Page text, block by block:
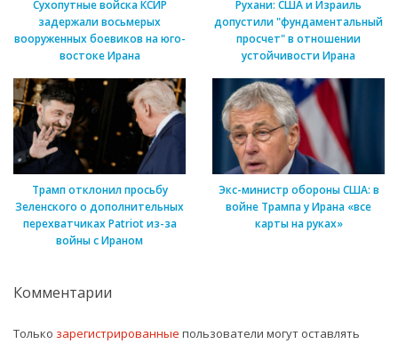
Сухопутные войска КСИР
задержали восьмерых
вооруженных боевиков на юго-
востоке Ирана
Рухани: США и Израиль
допустили "фундаментальный
просчет" в отношении
устойчивости Ирана
Трамп отклонил просьбу
Зеленского о дополнительных
перехватчиках Patriot из-за
войны с Ираном
Экс-министр обороны США: в
войне Трампа у Ирана «все
карты на руках»
Комментарии
Только зарегистрированные пользователи могут оставлять